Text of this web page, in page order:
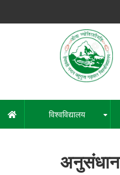
मुख्य
नेविगेशन
विश्वविद्यालय
अनुसंधान